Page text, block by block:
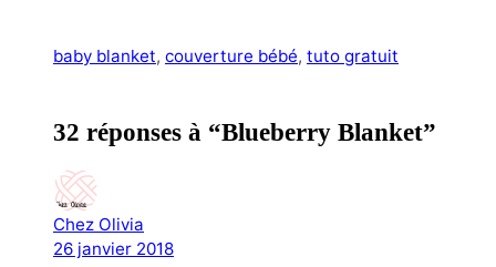
baby blanket, couverture bébé, tuto gratuit
32 réponses à “Blueberry Blanket”
Chez Olivia
26 janvier 2018